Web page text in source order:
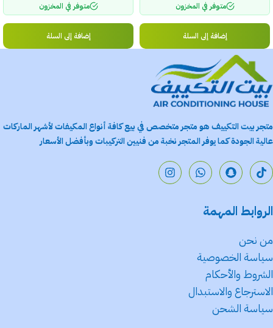
متوفر في المخزون
إضافة إلى السلة
متوفر في المخزون
إضافة إلى السلة
متجر بيت التكييف هو متجر متخصص في بيع كافة أنواع المكيفات لأشهر الماركات
عالية الجودة كما يوفر المتجر نخبة من فنيين التركيبات وبأفضل الأسعار
الروابط المهمة
من نحن
سياسة الخصوصية
الشروط والأحكام
الاسترجاع والاستبدال
سياسة الشحن